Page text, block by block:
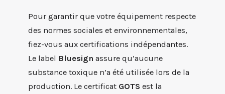
Pour garantir que votre équipement respecte
des normes sociales et environnementales,
fiez-vous aux certifications indépendantes.
Le label Bluesign assure qu’aucune
substance toxique n’a été utilisée lors de la
production. Le certificat GOTS est la